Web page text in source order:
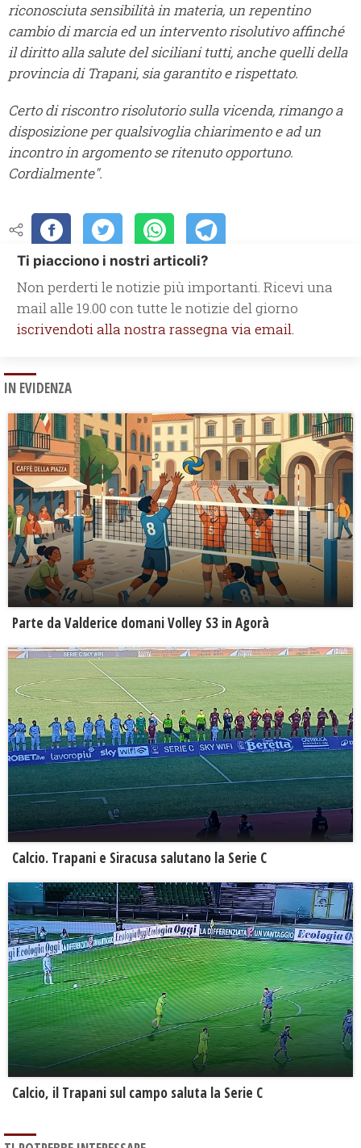
riconosciuta sensibilità in materia, un repentino
cambio di marcia ed un intervento risolutivo affinché
il diritto alla salute del siciliani tutti, anche quelli della
provincia di Trapani, sia garantito e rispettato.
Certo di riscontro risolutorio sulla vicenda, rimango a
disposizione per qualsivoglia chiarimento e ad un
incontro in argomento se ritenuto opportuno.
Cordialmente".
Ti piacciono i nostri articoli?
Non perderti le notizie più importanti. Ricevi una
mail alle 19.00 con tutte le notizie del giorno
iscrivendoti alla nostra rassegna via email.
IN EVIDENZA
Parte da Valderice domani Volley S3 in Agorà
Calcio. Trapani e Siracusa salutano la Serie C
Calcio, il Trapani sul campo saluta la Serie C